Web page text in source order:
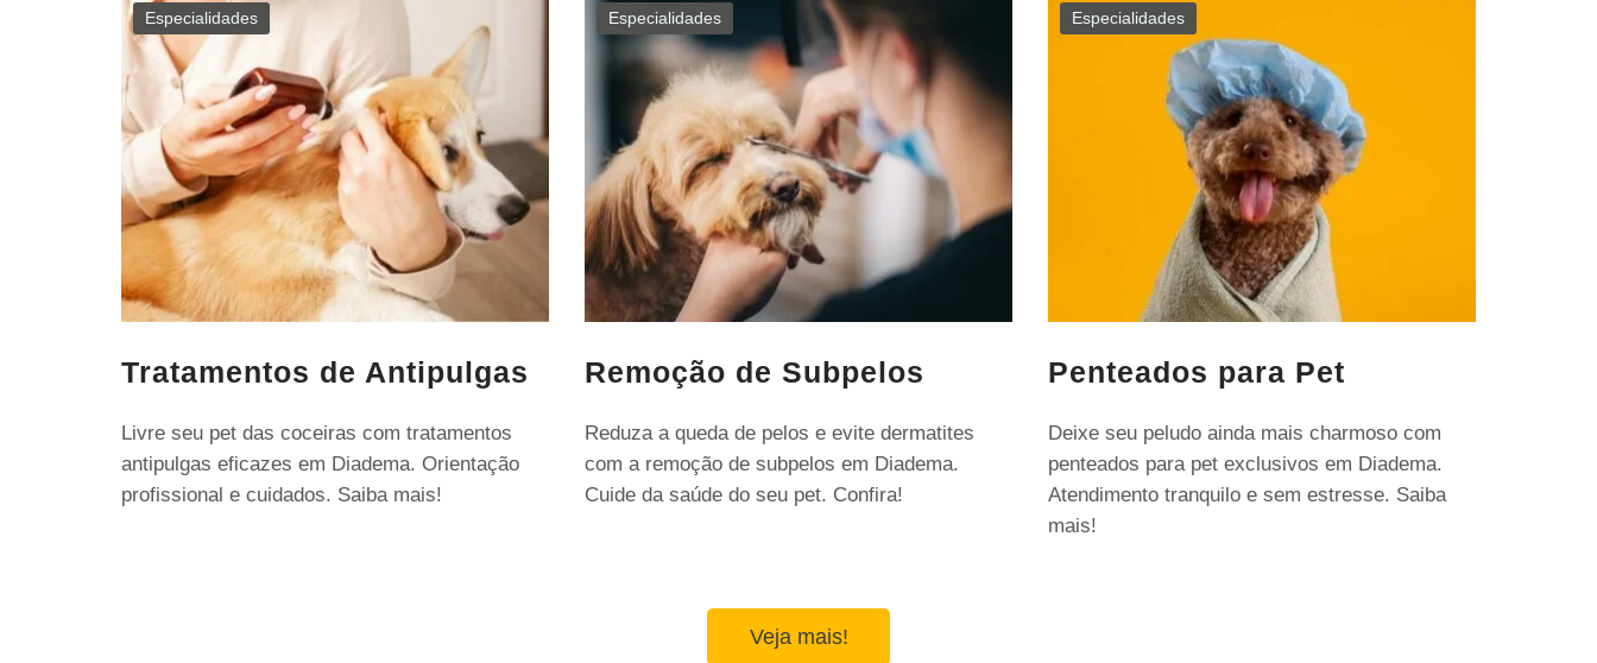
Especialidades
Tratamentos de Antipulgas
Livre seu pet das coceiras com tratamentos
antipulgas eficazes em Diadema. Orientação
profissional e cuidados. Saiba mais!
Especialidades
Remoção de Subpelos
Reduza a queda de pelos e evite dermatites
com a remoção de subpelos em Diadema.
Cuide da saúde do seu pet. Confira!
Especialidades
Penteados para Pet
Deixe seu peludo ainda mais charmoso com
penteados para pet exclusivos em Diadema.
Atendimento tranquilo e sem estresse. Saiba
mais!
Veja mais!